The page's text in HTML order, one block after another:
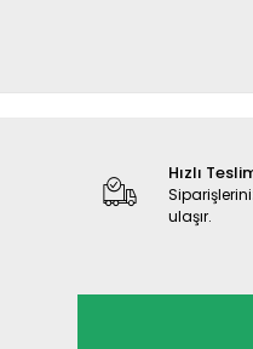
Hızlı
ulaşır.